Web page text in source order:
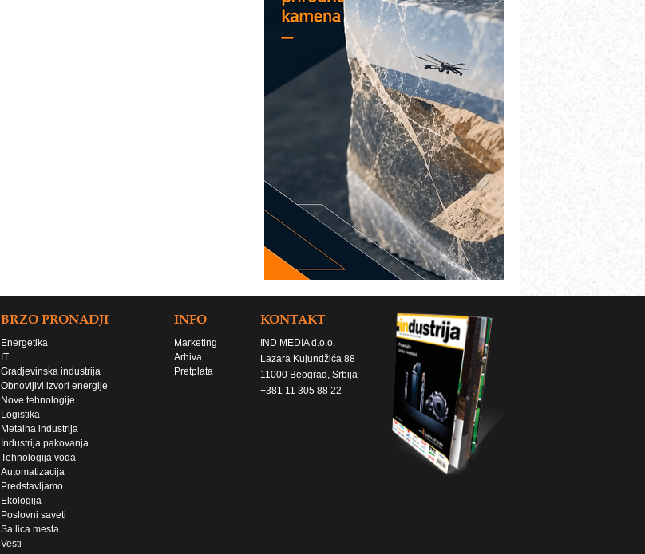
BRZO PRONADJI
Energetika
IT
Gradjevinska industrija
Obnovljivi izvori energije
Nove tehnologije
Logistika
Metalna industrija
Industrija pakovanja
Tehnologija voda
Automatizacija
Predstavljamo
Ekologija
Poslovni saveti
Sa lica mesta
Vesti
INFO
Marketing
Arhiva
Pretplata
KONTAKT
IND MEDIA d.o.o.
Lazara Kujundžića 88
11000 Beograd, Srbija
+381 11 305 88 22